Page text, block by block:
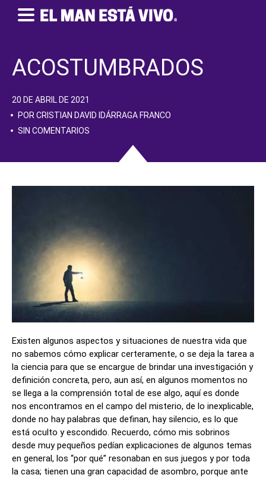
ACOSTUMBRADOS
20 DE ABRIL DE 2021
POR CRISTIAN DAVID IDÁRRAGA FRANCO
SIN COMENTARIOS
Existen algunos aspectos y situaciones de nuestra vida que
no sabemos cómo explicar certeramente, o se deja la tarea a
la ciencia para que se encargue de brindar una investigación y
definición concreta, pero, aun así, en algunos momentos no
se llega a la comprensión total de ese algo, aquí es donde
nos encontramos en el campo del misterio, de lo inexplicable,
donde no hay palabras que definan, hay silencio, es lo que
está oculto y escondido. Recuerdo, cómo mis sobrinos
desde muy pequeños pedían explicaciones de algunos temas
en general, los “por qué” resonaban en sus juegos y por toda
la casa; tienen una gran capacidad de asombro, porque ante